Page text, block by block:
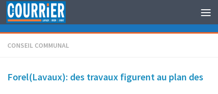
Au dessous du contenu
CONSEIL COMMUNAL
Forel(Lavaux): des travaux figurent au plan des